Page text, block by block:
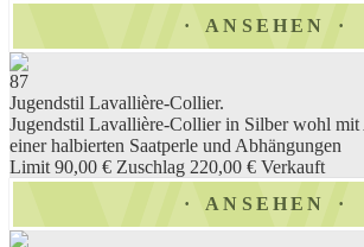
ANSEHEN
87
Jugendstil Lavallière-Collier.
Jugendstil Lavallière-Collier in Silber wohl mit
einer halbierten Saatperle und Abhängungen
Limit 90,00 € Zuschlag 220,00 € Verkauft
ANSEHEN